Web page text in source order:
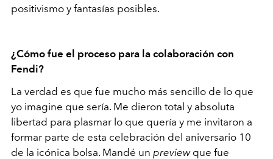
positivismo y fantasías posibles.
¿Cómo fue el proceso para la colaboración con
Fendi?
La verdad es que fue mucho más sencillo de lo que
yo imagine que sería. Me dieron total y absoluta
libertad para plasmar lo que quería y me invitaron a
formar parte de esta celebración del aniversario 10
de la icónica bolsa. Mandé un previewque fue